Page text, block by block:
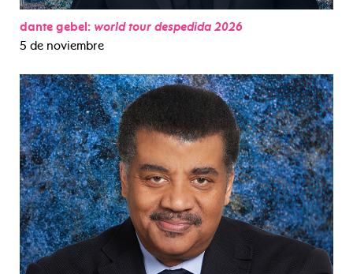
dante gebel: world tour despedida 2026
5 de noviembre